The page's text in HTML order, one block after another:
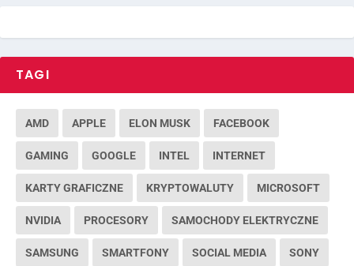
TAGI
AMD APPLE ELON MUSK FACEBOOK
GAMING GOOGLE INTEL INTERNET
KARTY GRAFICZNE KRYPTOWALUTY MICROSOFT
NVIDIA PROCESORY SAMOCHODY ELEKTRYCZNE
SAMSUNG SMARTFONY SOCIAL MEDIA SONY